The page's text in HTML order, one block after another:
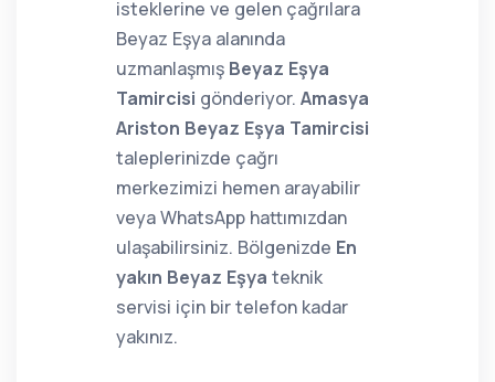
isteklerine ve gelen çağrılara
Beyaz Eşya alanında
uzmanlaşmış Beyaz Eşya
Tamircisi gönderiyor. Amasya
Ariston Beyaz Eşya Tamircisi
taleplerinizde çağrı
merkezimizi hemen arayabilir
veya WhatsApp hattımızdan
ulaşabilirsiniz. Bölgenizde En
yakın Beyaz Eşya teknik
servisi için bir telefon kadar
yakınız.